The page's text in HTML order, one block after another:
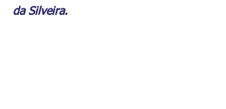
da Silveira.